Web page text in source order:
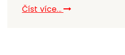
Číst více...